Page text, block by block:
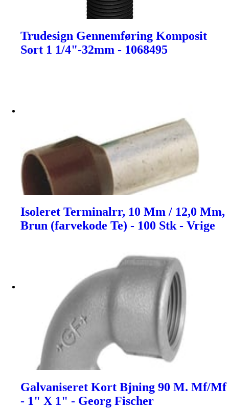
Trudesign Gennemføring Komposit
Sort 1 1/4"-32mm - 1068495
Isoleret Terminalrr, 10 Mm / 12,0 Mm,
Brun (farvekode Te) - 100 Stk - Vrige
Galvaniseret Kort Bjning 90 M. Mf/Mf
- 1" X 1" - Georg Fischer